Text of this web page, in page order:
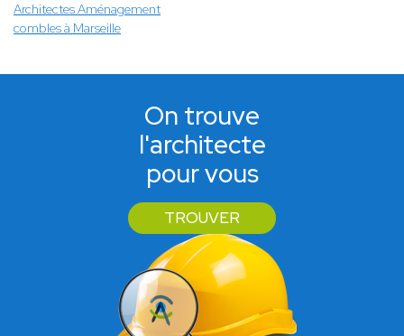
Architectes Aménagement
combles à Marseille
On trouve
l'architecte
pour vous
TROUVER